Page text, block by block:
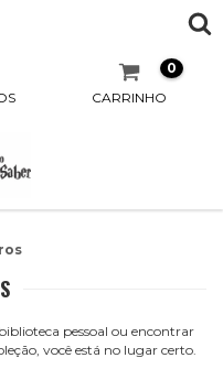
CARRINHO
0
pessoal ou encontrar
você está no lugar certo.